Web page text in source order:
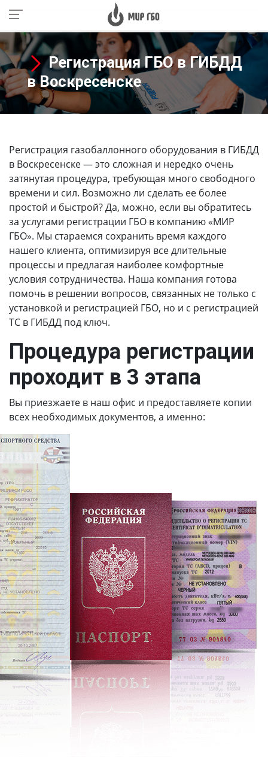
Регистрация ГБО в ГИБДД
в Воскресенске
Регистрация газобаллонного оборудования в ГИБДД
в Воскресенске— это сложная и нередко очень
затянутая процедура, требующая много свободного
времени и сил. Возможно ли сделать ее более
простой и быстрой? Да, можно, если вы обратитесь
за услугами регистрации ГБО в компанию «МИР
ГБО». Мы стараемся сохранить время каждого
нашего клиента, оптимизируя все длительные
процессы и предлагая наиболее комфортные
условия сотрудничества. Наша компания готова
помочь в решении вопросов, связанных не только с
установкой и регистрацией ГБО, но и с регистрацией
ТС в ГИБДД под ключ.
Процедура регистрации
проходит в 3 этапа
Вы приезжаете в наш офис и предоставляете копии
всех необходимых документов, а именно: